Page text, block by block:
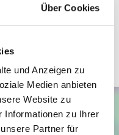
Über Cookies
und Anzeigen zu
Medien anbieten
Website zu
Informationen zu Ihrer
Partner für